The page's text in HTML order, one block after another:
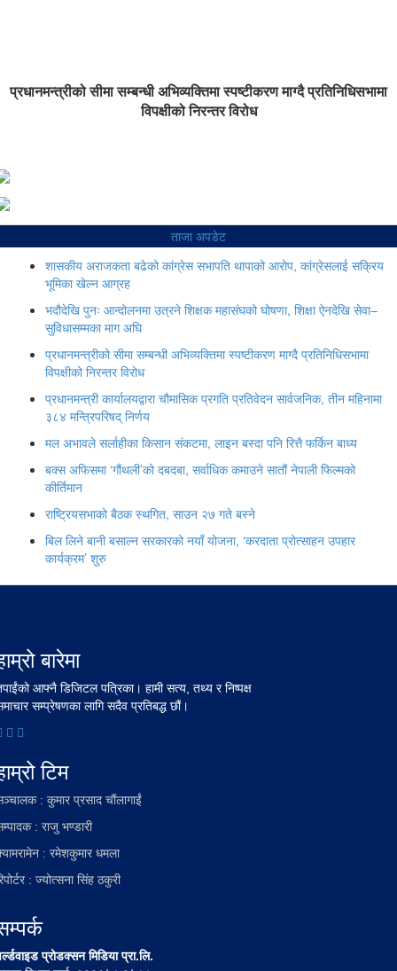
प्रधानमन्त्रीको सीमा सम्बन्धी अभिव्यक्तिमा स्पष्टीकरण माग्दै प्रतिनिधिसभामा
विपक्षीको निरन्तर विरोध
ताजा अपडेट
शासकीय अराजकता बढेको कांग्रेस सभापति थापाको आरोप, कांग्रेसलाई सक्रिय
भूमिका खेल्न आग्रह
भदौदेखि पुनः आन्दोलनमा उत्रने शिक्षक महासंघको घोषणा, शिक्षा ऐनदेखि सेवा–
सुविधासम्मका माग अघि
प्रधानमन्त्रीको सीमा सम्बन्धी अभिव्यक्तिमा स्पष्टीकरण माग्दै प्रतिनिधिसभामा
विपक्षीको निरन्तर विरोध
प्रधानमन्त्री कार्यालयद्वारा चौमासिक प्रगति प्रतिवेदन सार्वजनिक, तीन महिनामा
३८४ मन्त्रिपरिषद् निर्णय
मल अभावले सर्लाहीका किसान संकटमा, लाइन बस्दा पनि रित्तै फर्किन बाध्य
बक्स अफिसमा ‘गौंथली’को दबदबा, सर्वाधिक कमाउने सातौं नेपाली फिल्मको
कीर्तिमान
राष्ट्रियसभाको बैठक स्थगित, साउन २७ गते बस्ने
बिल लिने बानी बसाल्न सरकारको नयाँ योजना, ‘करदाता प्रोत्साहन उपहार
कार्यक्रम’ शुरु
बारेमा
आफ्नै डिजिटल पत्रिका। हामी सत्य, तथ्य र निष्पक्ष
सम्प्रेषणका लागि सदैव प्रतिबद्ध छौं।
टिम
: कुमार प्रसाद चौंलागाईं
: राजु भण्डारी
: रमेशकुमार धमला
: ज्योत्सना सिंह ठकुरी
प्रोडक्सन मिडिया प्रा.लि.